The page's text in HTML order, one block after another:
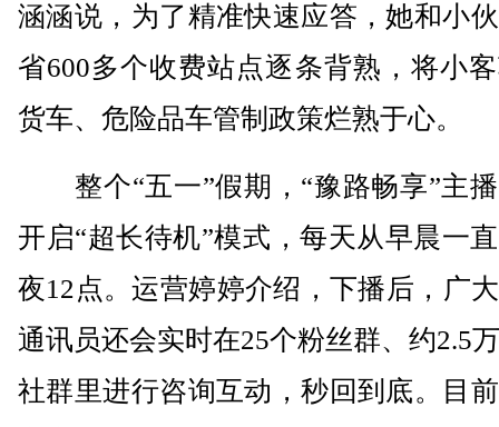
涵涵说，为了精准快速应答，她和小
省600多个收费站点逐条背熟，将小
货车、危险品车管制政策烂熟于心。
整个“五一”假期，“豫路畅享”主
开启“超长待机”模式，每天从早晨一
夜12点。运营婷婷介绍，下播后，广
通讯员还会实时在25个粉丝群、约2.5
社群里进行咨询互动，秒回到底。目